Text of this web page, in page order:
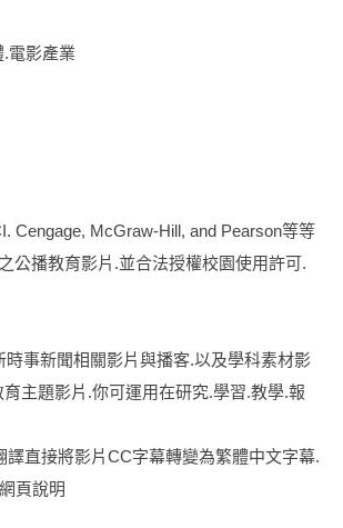
電影產業
Cengage, McGraw-Hill, and Pearson等等
公播教育影片.並合法授權校園使用許可.
事新聞相關影片與播客.以及學科素材影
主題影片.你可運用在研究.學習.教學.報
直接將影片CC字幕轉變為繁體中文字幕.
頁說明